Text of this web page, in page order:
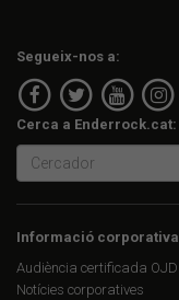
Segueix-nos a:
Cerca a Enderrock.cat:
Informació corporativa
Audiència certificada OJD
Notícies corporatives